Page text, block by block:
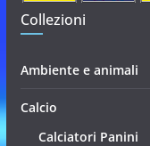
Collezioni
Ambiente e animali
Calcio
Calciatori Panini